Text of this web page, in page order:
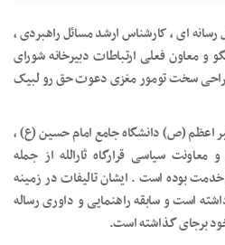
ای ، کارشناس ارشد مسائل راهبردی ،
معاون فعلی ارتباطات دبیرخانه شورای
سخت تومور مغزی دعوت حق رو لبیک
اعظم (ص) دانشگاه جامع امام حسین (ع) ،
سیاسی قرارگاه ثارالله از جمله
بوده است . ایشان تالیفات در زمینه
است و سابقه راهنمایی و داوری رساله
برجای گذاشته است.